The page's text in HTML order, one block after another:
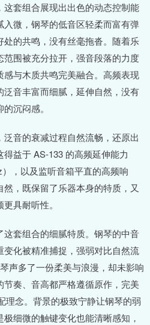
套组合展现出出色的动态控制能
微，钢琴的低音区轻柔而富有弹
的共鸣，没有丝毫拖沓。随着乐
围被充分拉开，强音段落的力度
与木质共鸣完美融合。高频表现
音丰富而细腻，延伸自然，没有
沉闷感。
音的衰减过程自然流畅，还原出
益于 AS-133 的高频延伸能力
），以及监听音箱平直的高频响
，既保留了乐器本身的特质，又
具耐听性。
这套组合的细腻特质。钢琴的中音
化被精准捕捉，强弱对比自然流
声多了一份柔美与浪漫，却未影响
奏、音高都严格遵循原作，完美
理念。背景的极致宁静让钢琴的弱
细微的触键变化也能清晰感知，